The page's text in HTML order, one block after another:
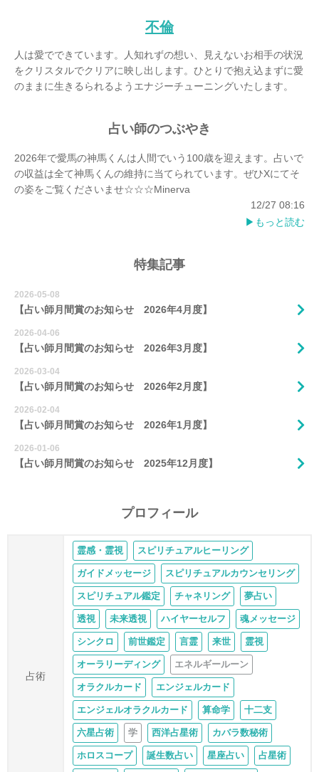
クリスタルが導く愛の世界！心のお守りに♪
↓↓フォローはこちら↓↓
不倫
人は愛でできています。人知れずの想い、見えないお相手の状況
をクリスタルでクリアに映し出します。ひとりで抱え込まずに愛
のままに生きるられるようエナジーチューニングいたします。
占い師のつぶやき
2026年で愛馬の神馬くんは人間でいう100歳を迎えます。占いで
の収益は全て神馬くんの維持に当てられています。ぜひXにてそ
の姿をご覧くださいませ☆☆☆Minerva
12/27 08:16
▶︎もっと読む
特集記事
2026-05-08
【占い師月間賞のお知らせ 2026年4月度】
2026-04-06
【占い師月間賞のお知らせ 2026年3月度】
2026-03-04
【占い師月間賞のお知らせ 2026年2月度】
2026-02-04
【占い師月間賞のお知らせ 2026年1月度】
2026-01-06
【占い師月間賞のお知らせ 2025年12月度】
プロフィール
占術
霊感・霊視 スピリチュアルヒーリング
ガイドメッセージ スピリチュアルカウンセリング
スピリチュアル鑑定 チャネリング 夢占い
透視 未来透視 ハイヤーセルフ 魂メッセージ
シンクロ 前世鑑定 言霊 来世 霊視
オーラリーディング エネルギールーン
オラクルカード エンジェルカード
エンジェルオラクルカード 算命学 十二支
六星占術 学 西洋占星術 カバラ数秘術
ホロスコープ 誕生数占い 星座占い 占星術